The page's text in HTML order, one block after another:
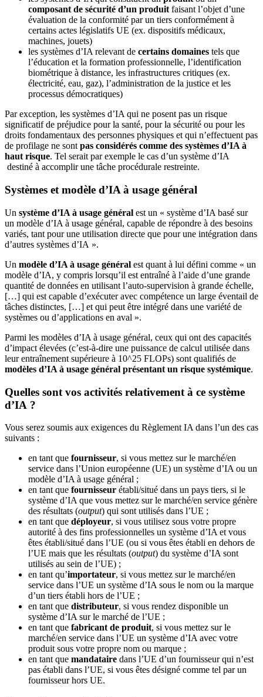
composant de sécurité d’un produit faisant l’objet d’une
évaluation de la conformité par un tiers conformément à
certains actes législatifs UE (ex. dispositifs médicaux,
machines, jouets)
les systèmes d’IA relevant de certains domaines tels que
l’éducation et la formation professionnelle, l’identification
biométrique à distance, les infrastructures critiques (ex.
électricité, eau, gaz), l’administration de la justice et les
processus démocratiques)
Par exception, les systèmes d’IA qui ne posent pas un risque
significatif de préjudice pour la santé, pour la sécurité ou pour les
droits fondamentaux des personnes physiques et qui n’effectuent pas
de profilage ne sont pas considérés comme des systèmes d’IA à
haut risque. Tel serait par exemple le cas d’un système d’IA
destiné à accomplir une tâche procédurale restreinte.
Systèmes et modèle d’IA à usage général
Un système d’IA à usage général est un « système d’IA basé sur
un modèle d’IA à usage général, capable de répondre à des besoins
variés, tant pour une utilisation directe que pour une intégration dans
d’autres systèmes d’IA ».
Un modèle d’IA à usage général est quant à lui défini comme « un
modèle d’IA, y compris lorsqu’il est entraîné à l’aide d’une grande
quantité de données en utilisant l’auto-supervision à grande échelle,
[…] qui est capable d’exécuter avec compétence un large éventail de
tâches distinctes, […] et qui peut être intégré dans une variété de
systèmes ou d’applications en aval ».
Parmi les modèles d’IA à usage général, ceux qui ont des capacités
d’impact élevées (c’est-à-dire une puissance de calcul utilisée dans
leur entraînement supérieure à 10^25 FLOPs) sont qualifiés de
modèles d’IA à usage général présentant un risque systémique.
Quelles sont vos activités relativement à ce système
d’IA ?
Vous serez soumis aux exigences du Règlement IA dans l’un des cas
suivants :
en tant que fournisseur, si vous mettez sur le marché/en
service dans l’Union européenne (UE) un système d’IA ou un
modèle d’IA à usage général ;
en tant que fournisseur établi/situé dans un pays tiers, si le
système d’IA que vous mettez sur le marché/en service génère
des résultats (output) qui sont utilisés dans l’UE ;
en tant que déployeur, si vous utilisez sous votre propre
autorité à des fins professionnelles un système d’IA et vous
êtes établi/situé dans l’UE (ou si vous êtes établi en dehors de
l’UE mais que les résultats (output) du système d’IA sont
utilisés au sein de l’UE) ;
en tant qu’importateur, si vous mettez sur le marché/en
service dans l’UE un système d’IA sous le nom ou la marque
d’un tiers établi hors de l’UE ;
en tant que distributeur, si vous rendez disponible un
système d’IA sur le marché de l’UE ;
en tant que fabricant de produit, si vous mettez sur le
marché/en service dans l’UE un système d’IA avec votre
produit sous votre propre nom ou marque ;
en tant que mandataire dans l’UE d’un fournisseur qui n’est
pas établi dans l’UE, si vous êtes désigné comme tel par un
fournisseur hors UE.